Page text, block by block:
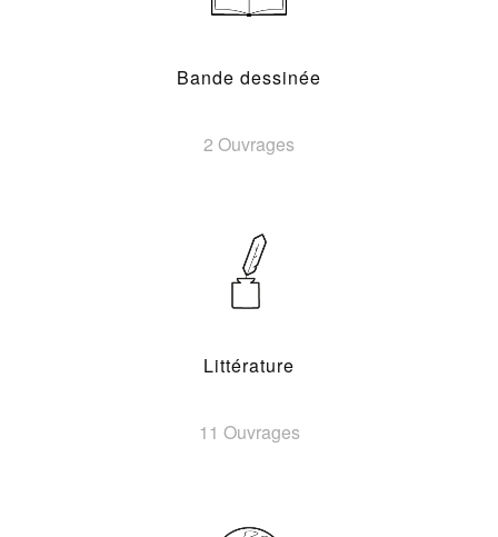
Bande dessinée
2 Ouvrages
Littérature
11 Ouvrages